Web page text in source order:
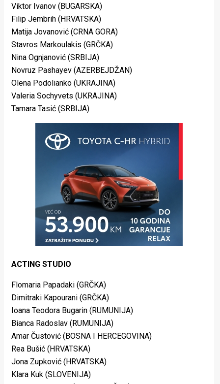
Viktor Ivanov (BUGARSKA)
Filip Jembrih (HRVATSKA)
Matija Jovanović (CRNA GORA)
Stavros Markoulakis (GRČKA)
Nina Ognjanović (SRBIJA)
Novruz Pashayev (AZERBEJDŽAN)
Olena Podolianko (UKRAJINA)
Valeria Sochyvets (UKRAJINA)
Tamara Tasić (SRBIJA)
ACTING STUDIO
Flomaria Papadaki (GRČKA)
Dimitraki Kapourani (GRČKA)
Ioana Teodora Bugarin (RUMUNIJA)
Bianca Radoslav (RUMUNIJA)
Amar Čustović (BOSNA I HERCEGOVINA)
Rea Bušić (HRVATSKA)
Jona Zupković (HRVATSKA)
Klara Kuk (SLOVENIJA)